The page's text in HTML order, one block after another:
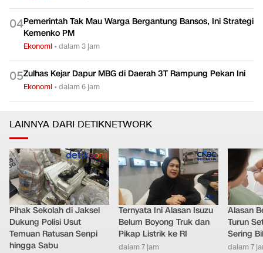
04Pemerintah Tak Mau Warga Bergantung Bansos, Ini Strategi
Kemenko PM
Ekonomi •dalam 3 jam
05Zulhas Kejar Dapur MBG di Daerah 3T Rampung Pekan Ini
Ekonomi •dalam 6 jam
LAINNYA DARI DETIKNETWORK
Pihak Sekolah di Jaksel
Dukung Polisi Usut
Temuan Ratusan Senpi
hingga Sabu
Ternyata Ini Alasan Isuzu
Belum Boyong Truk dan
Pikap Listrik ke RI
dalam 7 jam
Alasan
Turun
Sering
dalam 7